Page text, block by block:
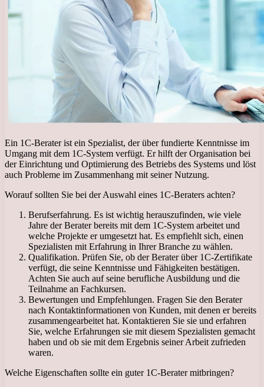
Ein 1C-Berater ist ein Spezialist, der über fundierte Kenntnisse im
Umgang mit dem 1C-System verfügt. Er hilft der Organisation bei
der Einrichtung und Optimierung des Betriebs des Systems und löst
auch Probleme im Zusammenhang mit seiner Nutzung.
Worauf sollten Sie bei der Auswahl eines 1C-Beraters achten?
Berufserfahrung. Es ist wichtig herauszufinden, wie viele
Jahre der Berater bereits mit dem 1C-System arbeitet und
welche Projekte er umgesetzt hat. Es empfiehlt sich, einen
Spezialisten mit Erfahrung in Ihrer Branche zu wählen.
Qualifikation. Prüfen Sie, ob der Berater über 1C-Zertifikate
verfügt, die seine Kenntnisse und Fähigkeiten bestätigen.
Achten Sie auch auf seine berufliche Ausbildung und die
Teilnahme an Fachkursen.
Bewertungen und Empfehlungen. Fragen Sie den Berater
nach Kontaktinformationen von Kunden, mit denen er bereits
zusammengearbeitet hat. Kontaktieren Sie sie und erfahren
Sie, welche Erfahrungen sie mit diesem Spezialisten gemacht
haben und ob sie mit dem Ergebnis seiner Arbeit zufrieden
waren.
Welche Eigenschaften sollte ein guter 1C-Berater mitbringen?